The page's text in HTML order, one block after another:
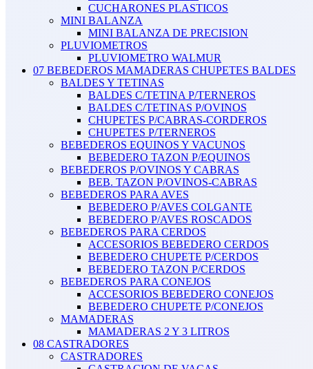
CUCHARONES PLASTICOS
MINI BALANZA
MINI BALANZA DE PRECISION
PLUVIOMETROS
PLUVIOMETRO WALMUR
07 BEBEDEROS MAMADERAS CHUPETES BALDES
BALDES Y TETINAS
BALDES C/TETINA P/TERNEROS
BALDES C/TETINAS P/OVINOS
CHUPETES P/CABRAS-CORDEROS
CHUPETES P/TERNEROS
BEBEDEROS EQUINOS Y VACUNOS
BEBEDERO TAZON P/EQUINOS
BEBEDEROS P/OVINOS Y CABRAS
BEB. TAZON P/OVINOS-CABRAS
BEBEDEROS PARA AVES
BEBEDERO P/AVES COLGANTE
BEBEDERO P/AVES ROSCADOS
BEBEDEROS PARA CERDOS
ACCESORIOS BEBEDERO CERDOS
BEBEDERO CHUPETE P/CERDOS
BEBEDERO TAZON P/CERDOS
BEBEDEROS PARA CONEJOS
ACCESORIOS BEBEDERO CONEJOS
BEBEDERO CHUPETE P/CONEJOS
MAMADERAS
MAMADERAS 2 Y 3 LITROS
08 CASTRADORES
CASTRADORES